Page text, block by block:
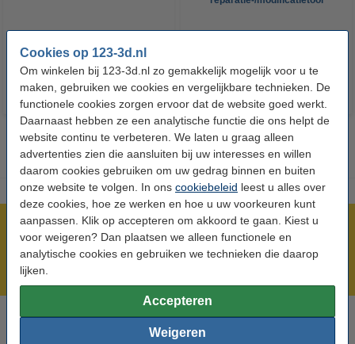
Cookies op 123-3d.nl
Om winkelen bij 123-3d.nl zo gemakkelijk mogelijk voor u te
maken, gebruiken we cookies en vergelijkbare technieken. De
functionele cookies zorgen ervoor dat de website goed werkt.
Daarnaast hebben ze een analytische functie die ons helpt de
website continu te verbeteren. We laten u graag alleen
advertenties zien die aansluiten bij uw interesses en willen
daarom cookies gebruiken om uw gedrag binnen en buiten
onze website te volgen. In ons cookiebeleid leest u alles over
deze cookies, hoe ze werken en hoe u uw voorkeuren kunt
aanpassen. Klik op accepteren om akkoord te gaan. Kiest u
voor weigeren? Dan plaatsen we alleen functionele en
analytische cookies en gebruiken we technieken die daarop
lijken.
Accepteren
Weigeren
Meer dan 5 miljoen klanten!
Voor 23.59 uur besteld, morgen in huis!
Laagste prijs garantie!
Hulp nodig? Bel ons op 0294-787127
Op werkdagen van 9.00 tot 22.00 uur